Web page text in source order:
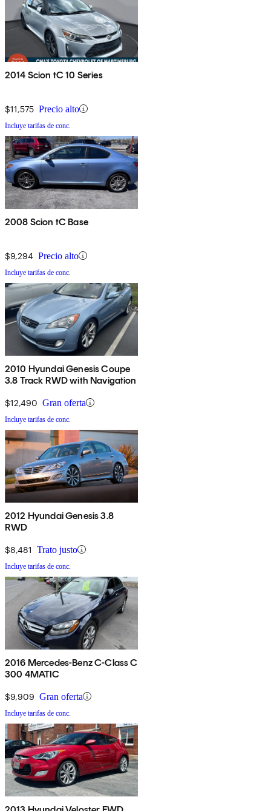
2014 Scion tC 10 Series
$11,575 Precio alto
Incluye tarifas de conc.
2008 Scion tC Base
$9,294 Precio alto
Incluye tarifas de conc.
2010 Hyundai Genesis Coupe
3.8 Track RWD with Navigation
$12,490 Gran oferta
Incluye tarifas de conc.
2012 Hyundai Genesis 3.8
RWD
$8,481 Trato justo
Incluye tarifas de conc.
2016 Mercedes-Benz C-Class C
300 4MATIC
$9,909 Gran oferta
Incluye tarifas de conc.